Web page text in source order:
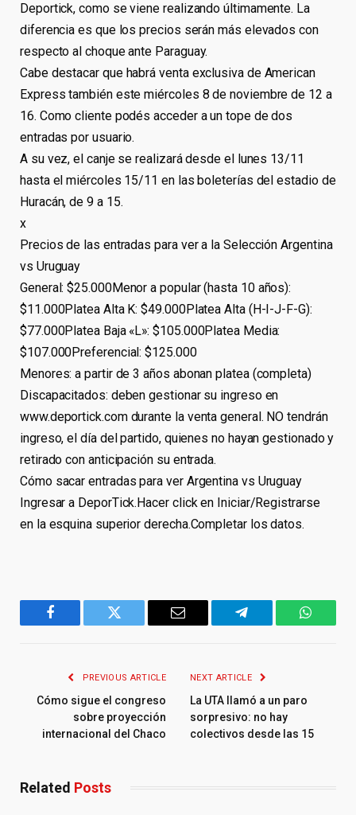
Deportick, como se viene realizando últimamente. La
diferencia es que los precios serán más elevados con
respecto al choque ante Paraguay.
Cabe destacar que habrá venta exclusiva de American
Express también este miércoles 8 de noviembre de 12 a
16. Como cliente podés acceder a un tope de dos
entradas por usuario.
A su vez, el canje se realizará desde el lunes 13/11
hasta el miércoles 15/11 en las boleterías del estadio de
Huracán, de 9 a 15.
x
Precios de las entradas para ver a la Selección Argentina
vs Uruguay
General: $25.000Menor a popular (hasta 10 años):
$11.000Platea Alta K: $49.000Platea Alta (H-I-J-F-G):
$77.000Platea Baja «L»: $105.000Platea Media:
$107.000Preferencial: $125.000
Menores: a partir de 3 años abonan platea (completa)
Discapacitados: deben gestionar su ingreso en
www.deportick.com durante la venta general. NO tendrán
ingreso, el día del partido, quienes no hayan gestionado y
retirado con anticipación su entrada.
Cómo sacar entradas para ver Argentina vs Uruguay
Ingresar a DeporTick.Hacer click en Iniciar/Registrarse
en la esquina superior derecha.Completar los datos.
Facebook Twitter Email Telegram
PREVIOUS ARTICLE
Cómo sigue el congreso
sobre proyección
internacional del Chaco
NEXT ARTICLE
La UTA llamó a un paro
sorpresivo: no hay
colectivos desde las 15
Related Posts